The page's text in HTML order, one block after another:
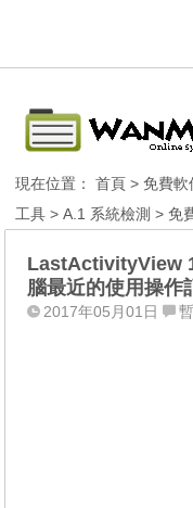
現在位置：首頁 >免費軟
工具 >A.1 系統檢測 >免
LastActivityView
腦最近的使用操作
2017年05月01日